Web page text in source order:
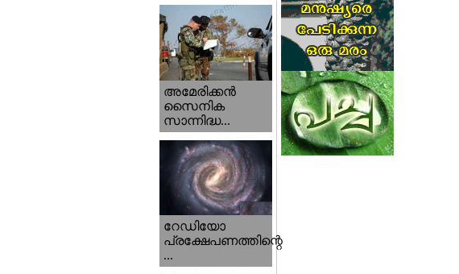
അമേരിക്കൻ
സൈനിക
സാന്നിദ്ധ...
റേഡിയോ
പ്രക്ഷേപണത്തിന്റെ
...